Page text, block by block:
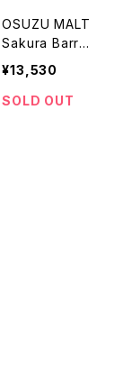
OSUZU MALT
Sakura Barrel
46度 700ml
¥13,530
SOLD OUT